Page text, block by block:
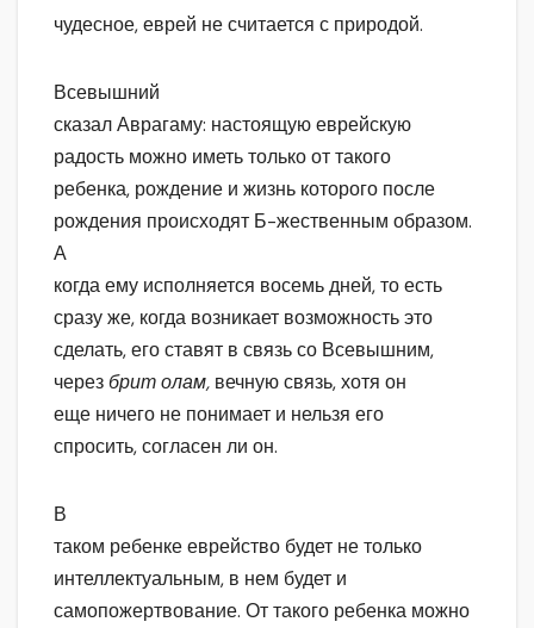
чудесное, еврей не считается с природой.
Всевышний
сказал Аврагаму: настоящую еврейскую
радость можно иметь только от такого
ребенка, рождение и жизнь которого после
рождения происходят Б-жественным образом.
А
когда ему исполняется восемь дней, то есть
сразу же, когда возникает возможность это
сделать, его ставят в связь со Всевышним,
черезбрит олам, вечную связь, хотя он
еще ничего не понимает и нельзя его
спросить, согласен ли он.
В
таком ребенке еврейство будет не только
интеллектуальным, в нем будет и
самопожертвование. От такого ребенка можно